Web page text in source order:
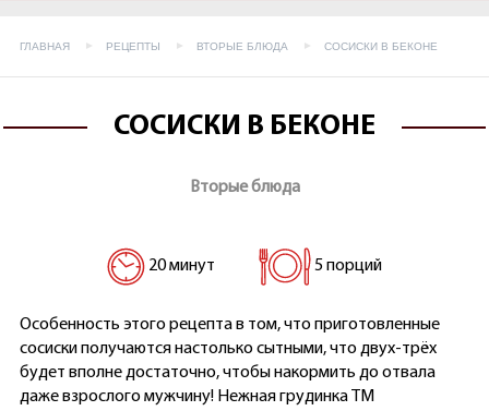
ГЛАВНАЯ РЕЦЕПТЫ ВТОРЫЕ БЛЮДА СОСИСКИ В БЕКОНЕ
СОСИСКИ В БЕКОНЕ
Вторые блюда
20 минут 5 порций
Особенность этого рецепта в том, что приготовленные
сосиски получаются настолько сытными, что двух-трёх
будет вполне достаточно, чтобы накормить до отвала
даже взрослого мужчину! Нежная грудинка ТМ